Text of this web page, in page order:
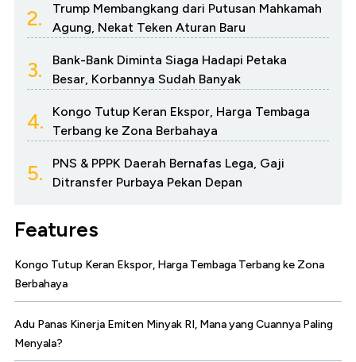
2.
Trump Membangkang dari Putusan Mahkamah
Agung, Nekat Teken Aturan Baru
3.
Bank-Bank Diminta Siaga Hadapi Petaka
Besar, Korbannya Sudah Banyak
4.
Kongo Tutup Keran Ekspor, Harga Tembaga
Terbang ke Zona Berbahaya
5.
PNS & PPPK Daerah Bernafas Lega, Gaji
Ditransfer Purbaya Pekan Depan
Features
Kongo Tutup Keran Ekspor, Harga Tembaga Terbang ke Zona
Berbahaya
Adu Panas Kinerja Emiten Minyak RI, Mana yang Cuannya Paling
Menyala?